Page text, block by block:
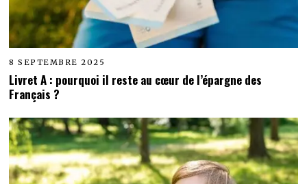
8 SEPTEMBRE 2025
Livret A : pourquoi il reste au cœur de l’épargne des
Français ?